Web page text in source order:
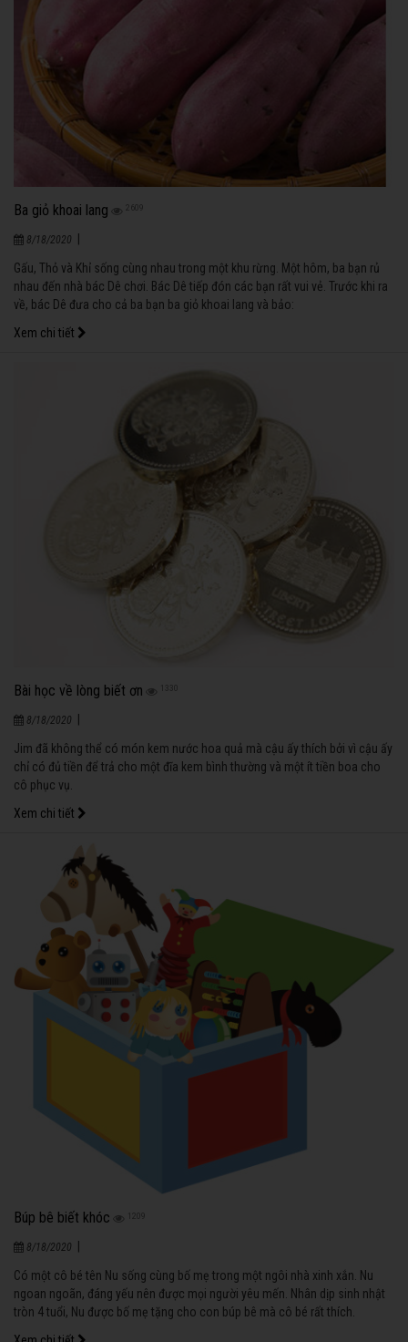
Ba giỏ khoai lang 2609
8/18/2020
Gấu, Thỏ và Khỉ sống cùng nhau trong một khu rừng. Một hôm, ba bạn rủ
nhau đến nhà bác Dê chơi. Bác Dê tiếp đón các bạn rất vui vẻ. Trước khi ra
về, bác Dê đưa cho cả ba bạn ba giỏ khoai lang và bảo:
Xem chi tiết
Bài học về lòng biết ơn 1330
8/18/2020 |
Jim đã không thể có món kem nước hoa quả mà cậu ấy thích bởi vì cậu ấy
chỉ có đủ tiền để trả cho một đĩa kem bình thường và một ít tiền boa cho
cô phục vụ.
Xem chi tiết
Búp bê biết khóc 1209
8/18/2020
Có một cô bé tên Nu sống cùng bố mẹ trong một ngôi nhà xinh xắn. Nu
ngoan ngoãn, đáng yếu nên được mọi người yêu mến. Nhân dịp sinh nhật
tròn 4 tuổi, Nu được bố mẹ tặng cho con búp bê mà cô bé rất thích.